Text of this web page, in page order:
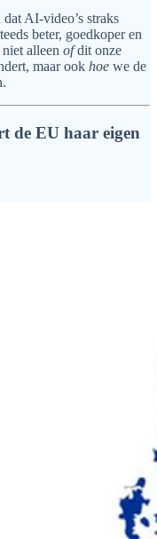
AI-video’s straks
beter, goedkoper en
alleen ofdit onze
maar ook hoe we de
de EU haar eigen